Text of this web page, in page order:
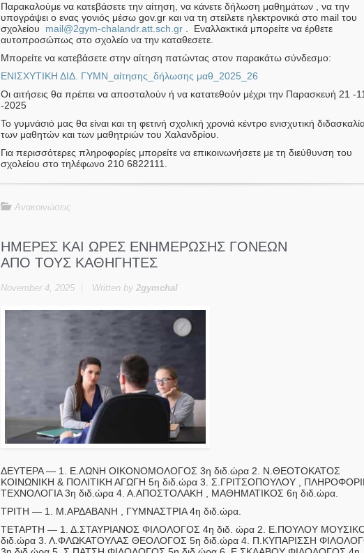
Παρακαλούμε να κατεβάσετε την αίτηση, να κάνετε δήλωση μαθημάτων , να την
υπογράψει ο ενας γονιός μέσω gov.gr και να τη στείλετε ηλεκτρονικά στο mail του
σχολείου mail@2gym-chalandr.att.sch.gr. Εναλλακτικά μπορείτε να έρθετε
αυτοπροσώπως στο σχολείο να την καταθεσετε.
Μπορείτε να κατεβάσετε στην αίτηση πατώντας στον παρακάτω σύνδεσμο:
ΕΝΙΣΧΥΤΙΚΗ ΔΙΔ. ΓΥΜΝ_αίτησης_δήλωσης μαθ_2025_26
Οι αιτήσεις θα πρέπει να αποσταλούν ή να κατατεθούν μέχρι την Παρασκευή 21 -11
-2025
Το γυμνάσιό μας θα είναι και τη φετινή σχολική χρονιά κέντρο ενισχυτική
των μαθητών και των μαθητριών του Χαλανδρίου.
Για περισσότερες πληροφορίες μπορείτε να επικοινωνήσετε με τη διεύθυνση του
σχολείου στο τηλέφωνο 210 6822111.
Ανακοινώσεις
ΗΜΕΡΕΣ ΚΑΙ ΩΡΕΣ ΕΝΗΜΕΡΩΣΗΣ ΓΟΝΕΩΝ
ΑΠΟ ΤΟΥΣ ΚΑΘΗΓΗΤΕΣ
November 4, 2025 Written by 2gymchal
ΔΕΥΤΕΡΑ — 1. Ε.ΛΩΝΗ ΟΙΚΟΝΟΜΟΛΟΓΟΣ 3η διδ.ώρα 2. Ν.ΘΕΟΤΟΚΑΤΟΣ
ΚΟΙΝΩΝΙΚΗ & ΠΟΛΙΤΙΚΗ ΑΓΩΓΗ 5η διδ.ώρα 3. Σ.ΓΡΙΤΣΟΠΟΥΛΟΥ ,
ΤΕΧΝΟΛΟΓΙΑ 3η διδ.ώρα 4. Α.ΑΠΟΣΤΟΛΑΚΗ , ΜΑΘΗΜΑΤΙΚΟΣ 6η διδ.ώρα.
ΤΡΙΤΗ — 1. Μ.ΑΡΔΑΒΑΝΗ , ΓΥΜΝΑΣΤΡΙΑ 4η διδ.ώρα.
ΤΕΤΑΡΤΗ — 1. Δ.ΣΤΑΥΡΙΑΝΟΣ ΦΙΛΟΛΟΓΟΣ 4η διδ. ώρα 2. Ε.ΠΟΥΛΟΥ
διδ.ώρα 3. Λ.ΦΛΩΚΑΤΟΥΛΑΣ ΘΕΟΛΟΓΟΣ 5η διδ.ώρα 4. Π.ΚΥΠΑΡΙΣΣΗ